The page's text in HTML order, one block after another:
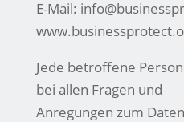
E-Mail:
Jede betroffene
bei allen Fragen und
Anregungen zum